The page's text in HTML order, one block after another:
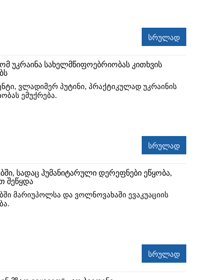
სრულად
უკრაინა სახელმწიფოებრიობას კითხვის
ვლადიმერ პუტინი, პრაქტიკულად უკრაინის
ემუქრება.
სრულად
სადაც ჰუმანიტარული დერეფნები ეწყობა,
შეწყდა
მარიუპოლსა და ვოლნოვახაში ევაკუაციის
სრულად